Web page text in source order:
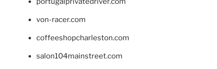
von-racer.com
coffeeshopcharleston.com
salon104mainstreet.com